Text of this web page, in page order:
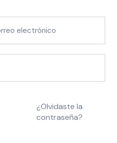
¿Olvidaste la
contraseña?